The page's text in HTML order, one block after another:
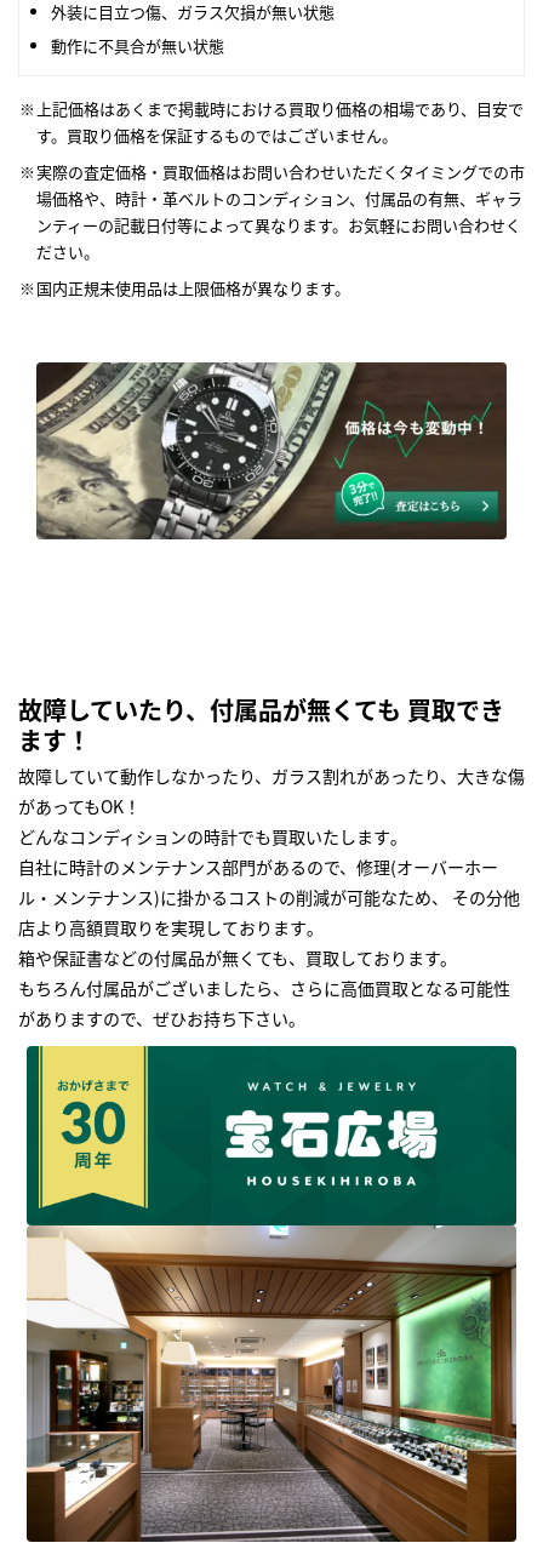
外装に目立つ傷、ガラス欠損が無い状態
動作に不具合が無い状態
上記価格はあくまで掲載時における買取り価格の相場であり、目安で
す。買取り価格を保証するものではございません。
実際の査定価格・買取価格はお問い合わせいただくタイミングでの市
場価格や、時計・革ベルトのコンディション、付属品の有無、ギャラ
ンティーの記載日付等によって異なります。お気軽にお問い合わせく
ださい。
国内正規未使用品は上限価格が異なります。
故障していたり、付属品が無くても 買取でき
ます！
故障していて動作しなかったり、ガラス割れがあったり、大きな傷
があってもOK！
どんなコンディションの時計でも買取いたします｡
自社に時計のメンテナンス部門があるので、修理(オーバーホー
ル・メンテナンス)に掛かるコストの削減が可能なため、 その分他
店より高額買取りを実現しております｡
箱や保証書などの付属品が無くても、買取しております。
もちろん付属品がございましたら、さらに高価買取となる可能性
がありますので、ぜひお持ち下さい｡